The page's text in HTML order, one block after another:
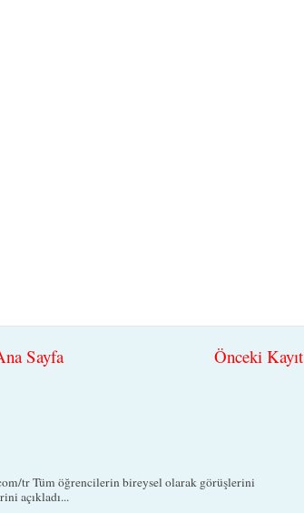
Önceki Kayıt
Sayfa
tr Tüm öğrencilerin bireysel olarak görüşlerini
açıkladı...